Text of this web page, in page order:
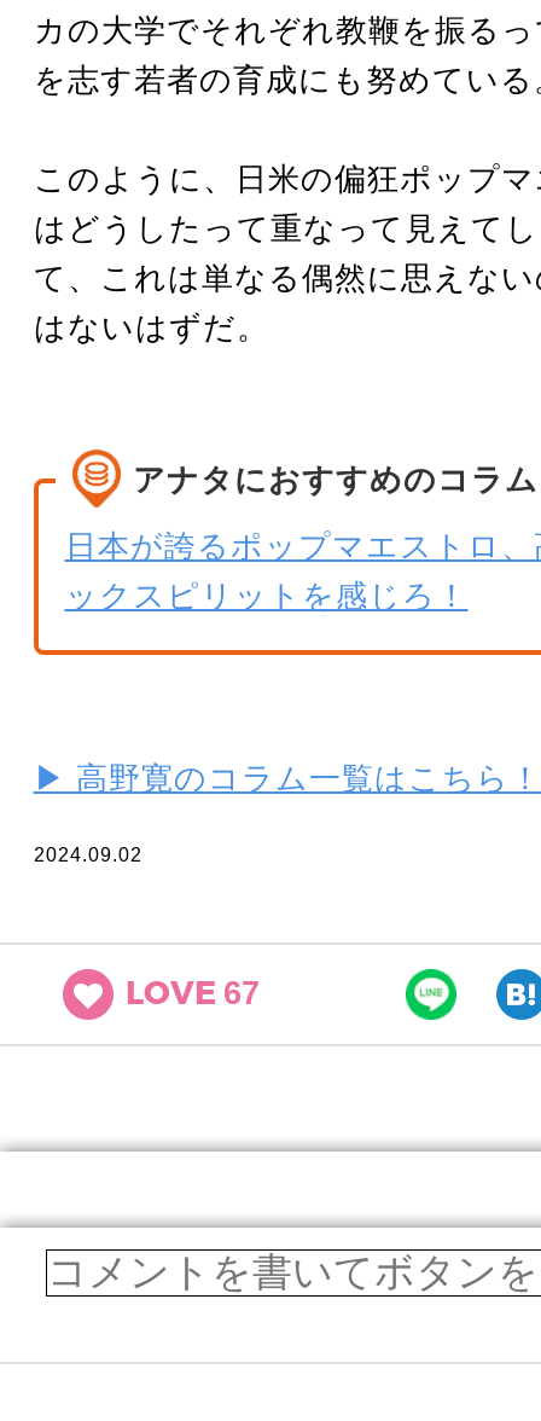
カの大学でそれぞれ教鞭を振る
を志す若者の育成にも努めている
このように、日米の偏狂ポップ
はどうしたって重なって見えて
て、これは単なる偶然に思えな
はないはずだ。
アナタにおすすめのコラム
日本が誇るポップマエストロ
ックスピリットを感じろ！
▶ 高野寛のコラム一覧はこちら！
2024.09.02
LOVE 67